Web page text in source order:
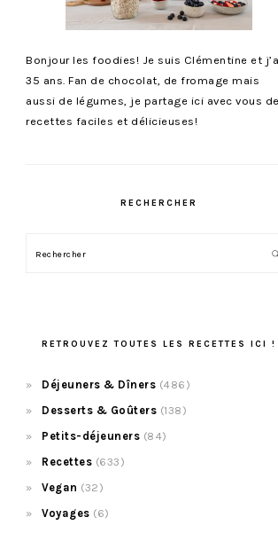
Bonjour les foodies! Je suis Clémentine et
35 ans. Fan de chocolat, de fromage mais
aussi de légumes, je partage ici avec vous
recettes faciles et délicieuses!
RECHERCHER
Rechercher
RETROUVEZ TOUTES LES RECETTES ICI !
Déjeuners & Dîners (486)
Desserts & Goûters (138)
Petits-déjeuners (84)
Recettes (633)
Vegan (32)
Voyages (6)